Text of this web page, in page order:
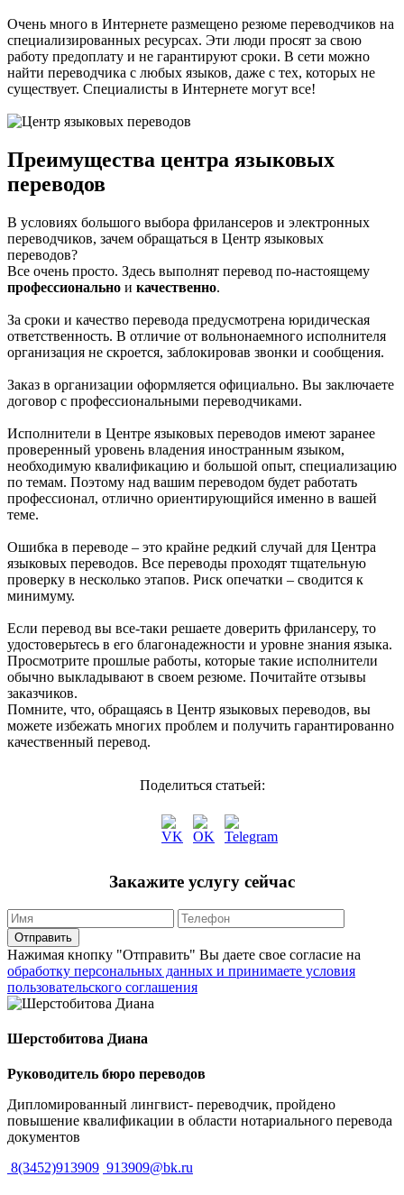
Очень много в Интернете размещено резюме переводчиков на
специализированных ресурсах. Эти люди просят за свою
работу предоплату и не гарантируют сроки. В сети можно
найти переводчика с любых языков, даже с тех, которых не
существует. Специалисты в Интернете могут все!
Преимущества центра языковых
переводов
В условиях большого выбора фрилансеров и электронных
переводчиков, зачем обращаться в Центр языковых
переводов?
Все очень просто. Здесь выполнят перевод по-настоящему
профессионально и качественно.
За сроки и качество перевода предусмотрена юридическая
ответственность. В отличие от вольнонаемного исполнителя
организация не скроется, заблокировав звонки и сообщения.
Заказ в организации оформляется официально. Вы заключаете
договор с профессиональными переводчиками.
Исполнители в Центре языковых переводов имеют заранее
проверенный уровень владения иностранным языком,
необходимую квалификацию и большой опыт, специализацию
по темам. Поэтому над вашим переводом будет работать
профессионал, отлично ориентирующийся именно в вашей
теме.
Ошибка в переводе – это крайне редкий случай для Центра
языковых переводов. Все переводы проходят тщательную
проверку в несколько этапов. Риск опечатки – сводится к
минимуму.
Если перевод вы все-таки решаете доверить фрилансеру, то
удостоверьтесь в его благонадежности и уровне знания языка.
Просмотрите прошлые работы, которые такие исполнители
обычно выкладывают в своем резюме. Почитайте отзывы
заказчиков.
Помните, что, обращаясь в Центр языковых переводов, вы
можете избежать многих проблем и получить гарантированно
качественный перевод.
Поделиться статьей:
Закажите услугу сейчас
Нажимая кнопку "Отправить" Вы даете свое согласие на
обработку персональных данных и принимаете условия
пользовательского соглашения
Шерстобитова Диана
Руководитель бюро переводов
Дипломированный лингвист- переводчик, пройдено
повышение квалификации в области нотариального перевода
документов
8(3452)913909 913909@bk.ru